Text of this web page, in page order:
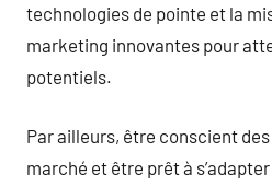
technologies de pointe et la
marketing innovantes pour
potentiels.
Par ailleurs, être conscient
marché et être prêt à